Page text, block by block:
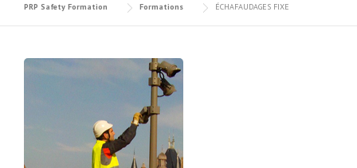
PRP Safety Formation Formations ÉCHAFAUDAGES FIXE